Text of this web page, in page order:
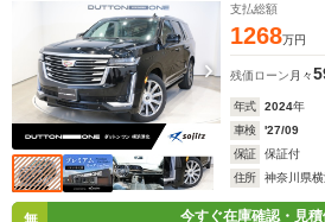
ルーズコントロール
支払総額
1268万円
残価ローン 月々
年式 2024年
車検
'27/09
保証
保証付
住所
神奈川県
今すぐ在庫確認・見